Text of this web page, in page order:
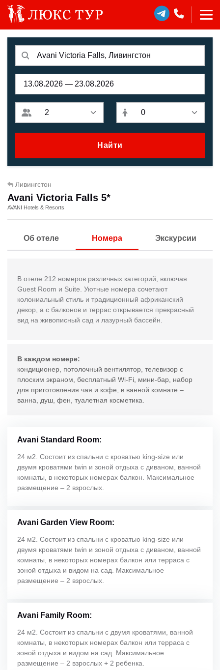
Найти
Ливингстон
Avani Victoria Falls 5*
AVANI Hotels & Resorts
Об отеле Номера Экскурсии
В отеле 212 номеров различных категорий, включая
Guest Room и Suite. Уютные номера сочетают
колониальный стиль и традиционный африканский
декор, а с балконов и террас открывается прекрасный
вид на живописный сад и лазурный бассейн.
В каждом номере:
кондиционер, потолочный вентилятор, телевизор с
плоским экраном, бесплатный Wi-Fi, мини-бар, набор
для приготовления чая и кофе, в ванной комнате –
ванна, душ, фен, туалетная косметика.
Avani Standard Room:
24 м2. Состоит из спальни с кроватью king-size или
двумя кроватями twin и зоной отдыха с диваном, ванной
комнаты, в некоторых номерах балкон. Максимальное
размещение – 2 взрослых.
Avani Garden View Room:
24 м2. Состоит из спальни с кроватью king-size или
двумя кроватями twin и зоной отдыха с диваном, ванной
комнаты, в некоторых номерах балкон или терраса с
зоной отдыха и видом на сад. Максимальное
размещение – 2 взрослых.
Avani Family Room:
24 м2. Состоит из спальни с двумя кроватями, ванной
комнаты, в некоторых номерах балкон или терраса с
зоной отдыха и видом на сад. Максимальное
размещение – 2 взрослых + 2 ребенка.